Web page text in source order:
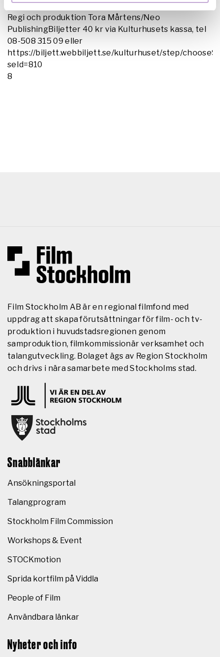
ProductionsBYE BYE C’EST FINI, dokumentär 14 min
Regi och produktion Tora Mårtens/Neo
PublishingBiljetter 40 kr via Kulturhusets kassa, tel
08-508 315 09 eller
https://biljett.webbiljett.se/kulturhuset/step/
seId=810
8
Film Stockholm AB är en regional filmfond med
uppdrag att skapa förutsättningar för film- och tv-
produktion i huvudstadsregionen genom
samproduktion, filmkommissionär verksamhet och
talangutveckling. Bolaget ägs av Region Stockholm
och drivs i nära samarbete med Stockholms stad.
Snabblänkar
Ansökningsportal
Talangprogram
Stockholm Film Commission
Workshops & Event
STOCKmotion
Sprida kortfilm på Viddla
People of Film
Användbara länkar
Nyheter och info